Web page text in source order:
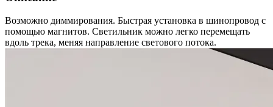
Возможно диммирования. Быстрая установка в шинопровод с
помощью магнитов. Светильник можно легко перемещать
вдоль трека, меняя направление светового потока.